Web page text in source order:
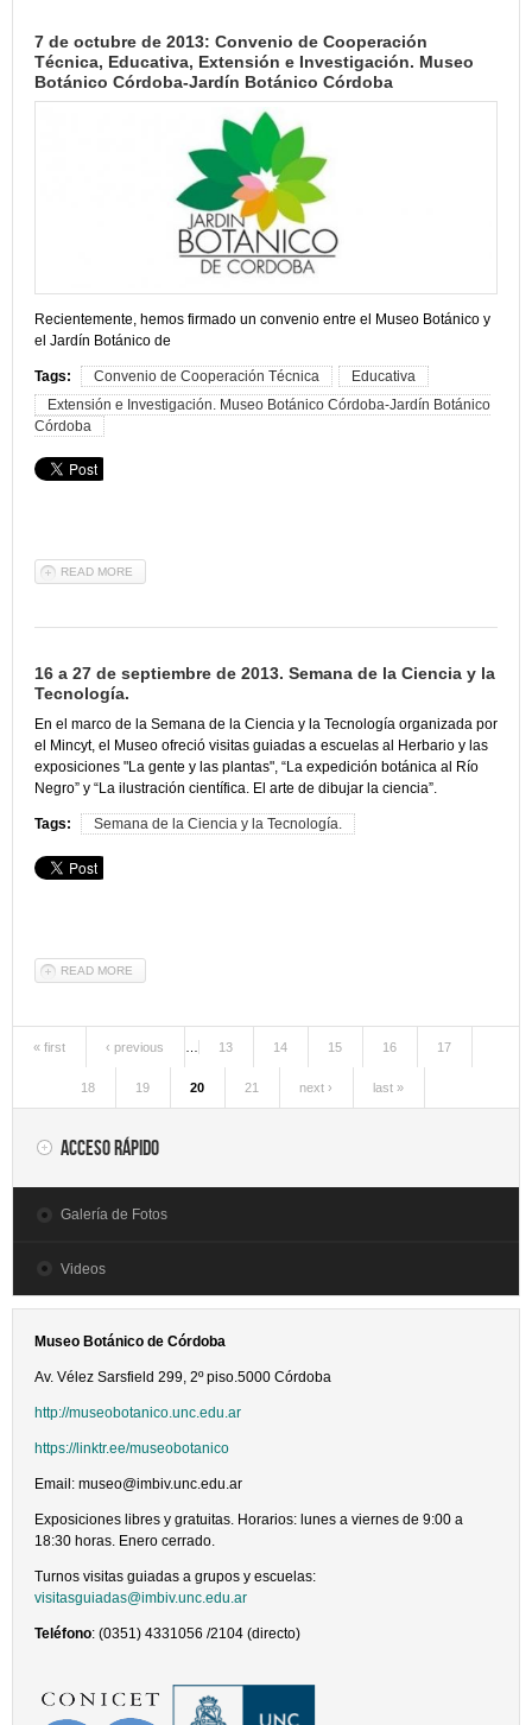
7 de octubre de 2013: Convenio de Cooperación
Técnica, Educativa, Extensión e Investigación. Museo
Botánico Córdoba-Jardín Botánico Córdoba
Recientemente, hemos firmado un convenio entre el Museo Botánico y
el Jardín Botánico de
Tags: Convenio de Cooperación Técnica
Educativa
Extensión e Investigación. Museo Botánico Córdoba-Jardín Botánico
Córdoba
READ MORE
16 a 27 de septiembre de 2013. Semana de la Ciencia y la
Tecnología.
En el marco de la Semana de la Ciencia y la Tecnología organizada por
el Mincyt, el Museo ofreció visitas guiadas a escuelas al Herbario y las
exposiciones "La gente y las plantas", “La expedición botánica al Río
Negro” y “La ilustración científica. El arte de dibujar la ciencia”.
Tags: Semana de la Ciencia y la Tecnología.
READ MORE
Pages
« first ‹ previous 13 14 15 16 17
18 19 20 21 next › last »
Acceso rápido
Galería de Fotos
Videos
Museo Botánico de Córdoba
Av. Vélez Sarsfield 299, 2º piso.5000 Córdoba
http://museobotanico.unc.edu.ar
https://linktr.ee/museobotanico
Email: museo@imbiv.unc.edu.ar
Exposiciones libres y gratuitas. Horarios: lunes a viernes de 9:00 a
18:30 horas. Enero cerrado.
Turnos visitas guiadas a grupos y escuelas:
visitasguiadas@imbiv.unc.edu.ar
Teléfono: (0351) 4331056 /2104 (directo)